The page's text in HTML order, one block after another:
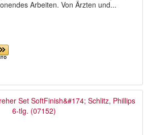
Arbeiten. Von Ärzten und...